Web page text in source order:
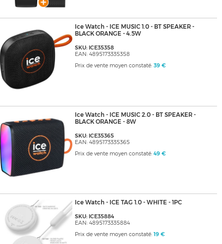
Ice Watch - ICE MUSIC 1.0 - BT SPEAKER -
BLACK ORANGE - 4.5W
SKU: ICE35358
EAN: 4895173335358
Prix de vente moyen constaté: 39 €
Ice Watch - ICE MUSIC 2.0 - BT SPEAKER -
BLACK ORANGE - 8W
SKU: ICE35365
EAN: 4895173335365
Prix de vente moyen constaté: 49 €
Ice Watch - ICE TAG 1.0 - WHITE - 1PC
SKU: ICE35884
EAN: 4895173335884
Prix de vente moyen constaté: 19 €